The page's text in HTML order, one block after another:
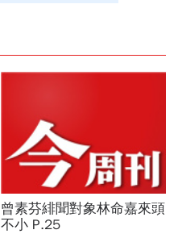
曾素芬緋聞對象林命嘉來頭
不小 P.25